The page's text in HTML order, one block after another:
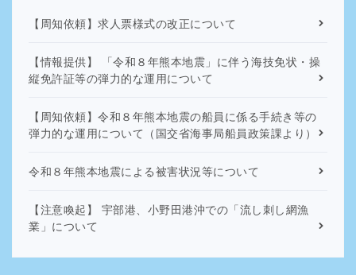
【周知依頼】求人票様式の改正について
【情報提供】 「令和８年熊本地震」に伴う海技免状・操
縦免許証等の弾力的な運用について
【周知依頼】令和８年熊本地震の船員に係る手続き等の
弾力的な運用について（国交省海事局船員政策課より）
令和８年熊本地震による被害状況等について
【注意喚起】 宇部港、小野田港沖での「流し刺し網漁
業」について